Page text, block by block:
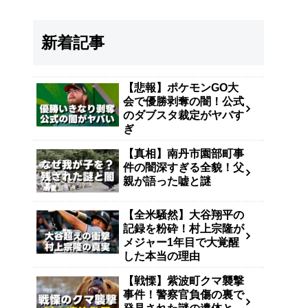
新着記事
【悲報】ポケモンGO大
会で優勝剥奪の闇！公式
のダブスタ裁定がヤバす
ぎ
【真相】南丹市園部町事
件の闇深すぎる全貌！父
親が語った嘘と謎
【全米騒然】大谷翔平の
記録を粉砕！村上宗隆が
メジャー1年目で大覚醒
した本当の理由
【戦慄】紫波町クマ襲撃
事件！警察官負傷の裏で